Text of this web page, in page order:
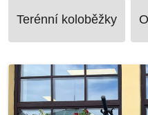
Terénní koloběžky